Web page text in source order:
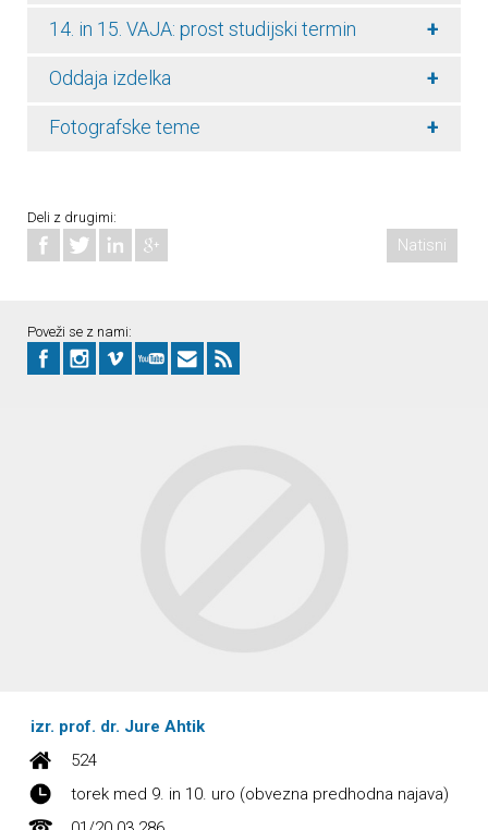
14. in 15. VAJA: prost studijski termin +
Oddaja izdelka +
Fotografske teme +
Deli z drugimi:
Natisni
Poveži se z nami:
izr. prof. dr. Jure Ahtik
524
torek med 9. in 10. uro (obvezna predhodna najava)